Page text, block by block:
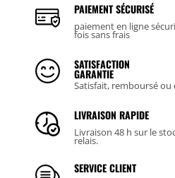
PAIEMENT SÉCURISÉ
paiement en ligne
fois sans frais
SATISFACTION
GARANTIE
Satisfait, remboursé ou
LIVRAISON RAPIDE
Livraison 48 h sur le
relais.
SERVICE CLIENT